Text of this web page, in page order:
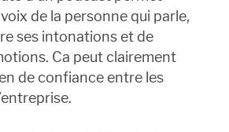
de la personne qui parle,
ses intonations et de
Ca peut clairement
de confiance entre les